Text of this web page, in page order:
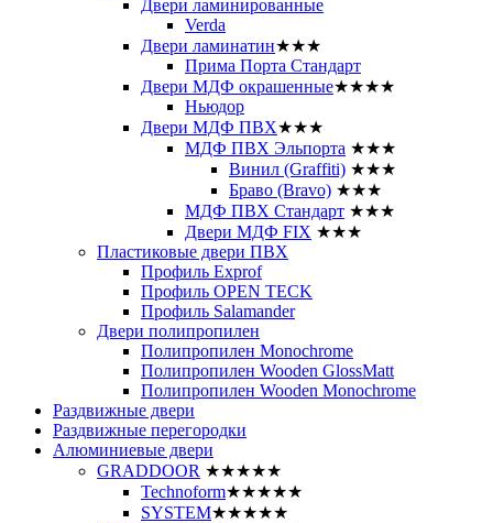
Двери ламинированные
Verda
Двери ламинатин★★★
Прима Порта Стандарт
Двери МДФ окрашенные★★★★
Ньюдор
Двери МДФ ПВХ★★★
МДФ ПВХ Эльпорта ★★★
Винил (Graffiti) ★★★
Браво (Bravo) ★★★
МДФ ПВХ Стандарт ★★★
Двери МДФ FIX ★★★
Пластиковые двери ПВХ
Профиль Exprof
Профиль OPEN TECK
Профиль Salamander
Двери полипропилен
Полипропилен Monochrome
Полипропилен Wooden GlossMatt
Полипропилен Wooden Monochrome
Раздвижные двери
Раздвижные перегородки
Алюминиевые двери
GRADDOOR ★★★★★
Technoform★★★★★
SYSTEM★★★★★